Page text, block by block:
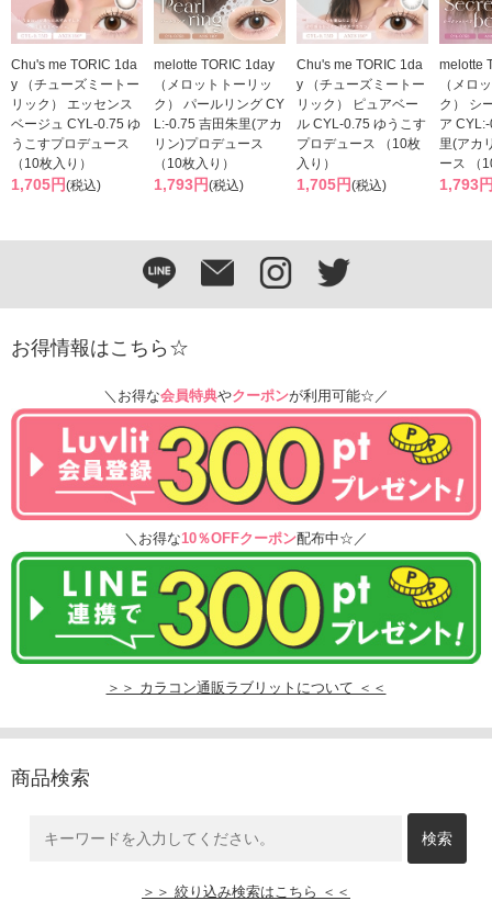
Chu's me TORIC 1da
y （チューズミートー
リック） エッセンス
ベージュ CYL-0.75 ゆ
うこすプロデュース
（10枚入り）
1,705円(税込)
melotte TORIC 1day
（メロットトーリッ
ク） パールリング CY
L:-0.75 吉田朱里(アカ
リン)プロデュース
（10枚入り）
1,793円(税込)
Chu's me TORIC 1da
y （チューズミートー
リック） ピュアベー
ル CYL-0.75 ゆうこす
プロデュース （10枚
入り）
1,705円(税込)
melotte
（メロ
ク） シ
ア
里(アカ
ース （
1,793
お得情報はこちら☆
＼お得な会員特典やクーポンが利用可能☆／
＼お得な10％OFFクーポン配布中☆／
＞＞ カラコン通販ラブリットについて ＜＜
商品検索
＞＞ 絞り込み検索はこちら ＜＜